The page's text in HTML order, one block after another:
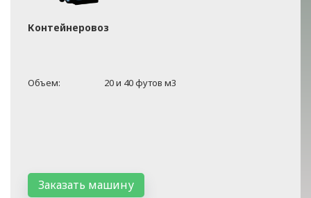
Контейнеровоз
Объем: 20 и 40 футов м3
Заказать машину